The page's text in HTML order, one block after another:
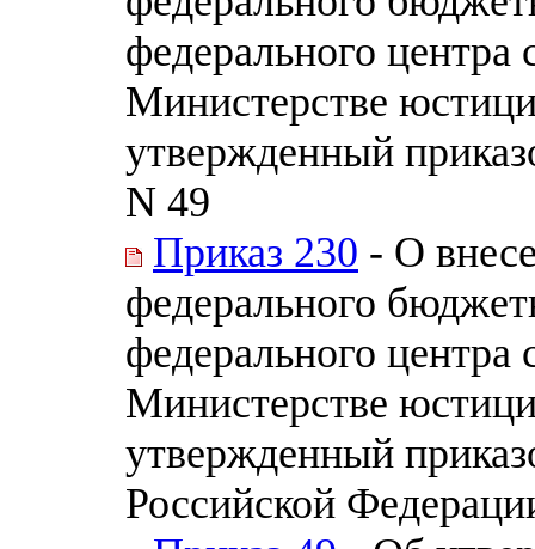
федерального центра
Министерстве
утвержденный
N 49
Приказ 230 - О
федерального
федерального центра
Министерстве
утвержденный
Российской